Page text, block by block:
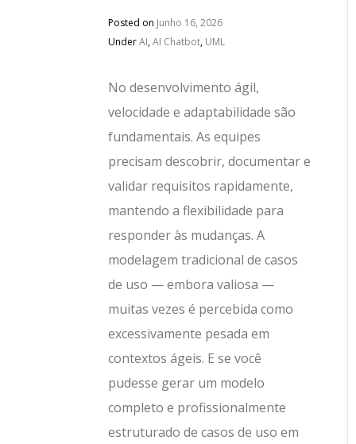
Posted on Junho 16, 2026
UnderAI,AI Chatbot, UML
No desenvolvimento ágil,
velocidade e adaptabilidade são
fundamentais. As equipes
precisam descobrir, documentar e
validar requisitos rapidamente,
mantendo a flexibilidade para
responder às mudanças. A
modelagem tradicional de casos
de uso — embora valiosa —
muitas vezes é percebida como
excessivamente pesada em
contextos ágeis. E se você
pudesse gerar um modelo
completo e profissionalmente
estruturado de casos de uso em